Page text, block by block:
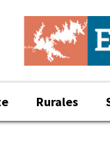
Rurales